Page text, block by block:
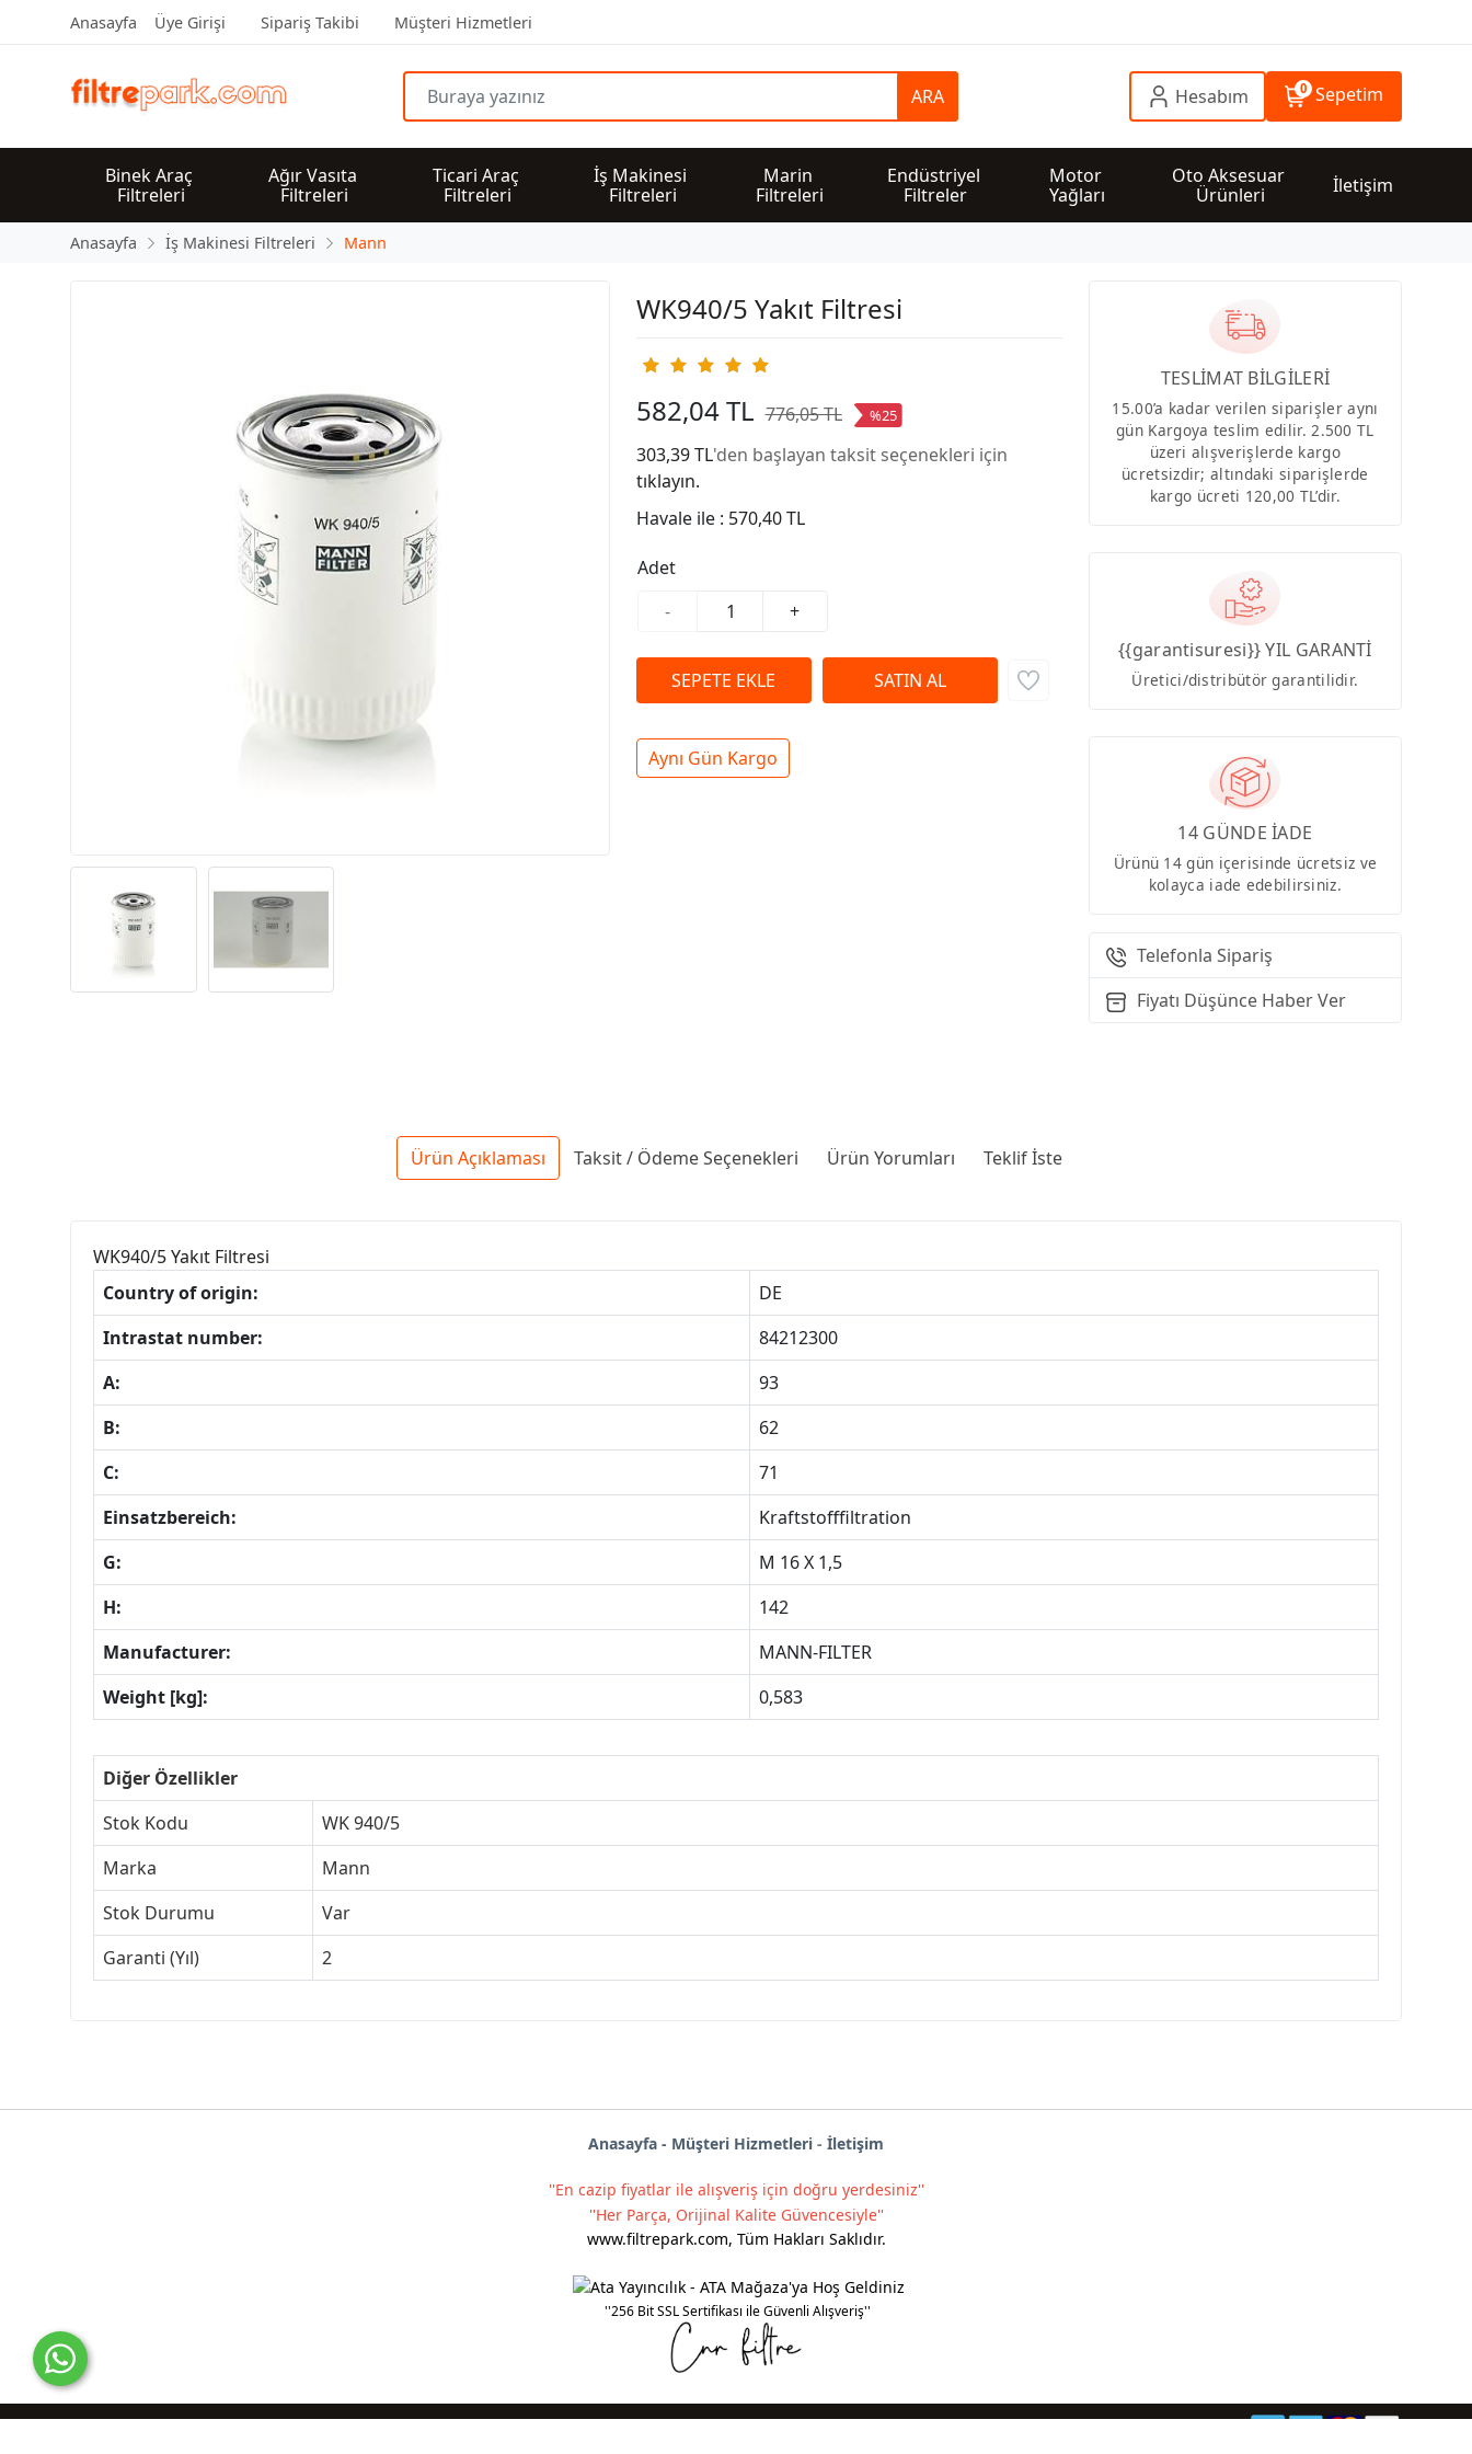
Anasayfa Üye Girişi Sipariş Takibi Müşteri Hizmetleri
ARA Hesabım 0 Sepetim
Binek Araç
Filtreleri
Ağır Vasıta
Filtreleri
Ticari Araç
Filtreleri
İş Makinesi
Filtreleri
Marin
Filtreleri
Endüstriyel
Filtreler
Motor
Yağları
Oto Aksesuar
Ürünleri
İletişim
Anasayfa İş Makinesi Filtreleri Mann
WK940/5 Yakıt Filtresi
582,04 TL 776,05 TL %25
303,39 TL'den başlayan taksit seçenekleri için
tıklayın.
Havale ile : 570,40 TL
Adet
-
+
Aynı Gün Kargo
TESLİMAT BİLGİLERİ
15.00’a kadar verilen siparişler aynı
gün Kargoya teslim edilir. 2.500 TL
üzeri alışverişlerde kargo
ücretsizdir; altındaki siparişlerde
kargo ücreti 120,00 TL’dir.
{{garantisuresi}} YIL GARANTİ
Üretici/distribütör garantilidir.
14 GÜNDE İADE
Ürünü 14 gün içerisinde ücretsiz ve
kolayca iade edebilirsiniz.
Telefonla Sipariş
Fiyatı Düşünce Haber Ver
Ürün Açıklaması Taksit / Ödeme Seçenekleri Ürün Yorumları Teklif İste
WK940/5 Yakıt Filtresi
Country of origin:
DE
Intrastat number:
84212300
A:
93
B:
62
C:
71
Einsatzbereich:
Kraftstofffiltration
G:
M 16 X 1,5
H:
142
Manufacturer:
MANN-FILTER
Weight [kg]:
0,583
Diğer Özellikler
Stok Kodu
WK 940/5
Marka
Mann
Stok Durumu
Var
Garanti (Yıl)
2
Anasayfa - Müşteri Hizmetleri - İletişim
''En cazip fiyatlar ile alışveriş için doğru yerdesiniz''
''Her Parça, Orijinal Kalite Güvencesiyle''
www.filtrepark.com, Tüm Hakları Saklıdır.
''256 Bit SSL Sertifikası ile Güvenli Alışveriş''